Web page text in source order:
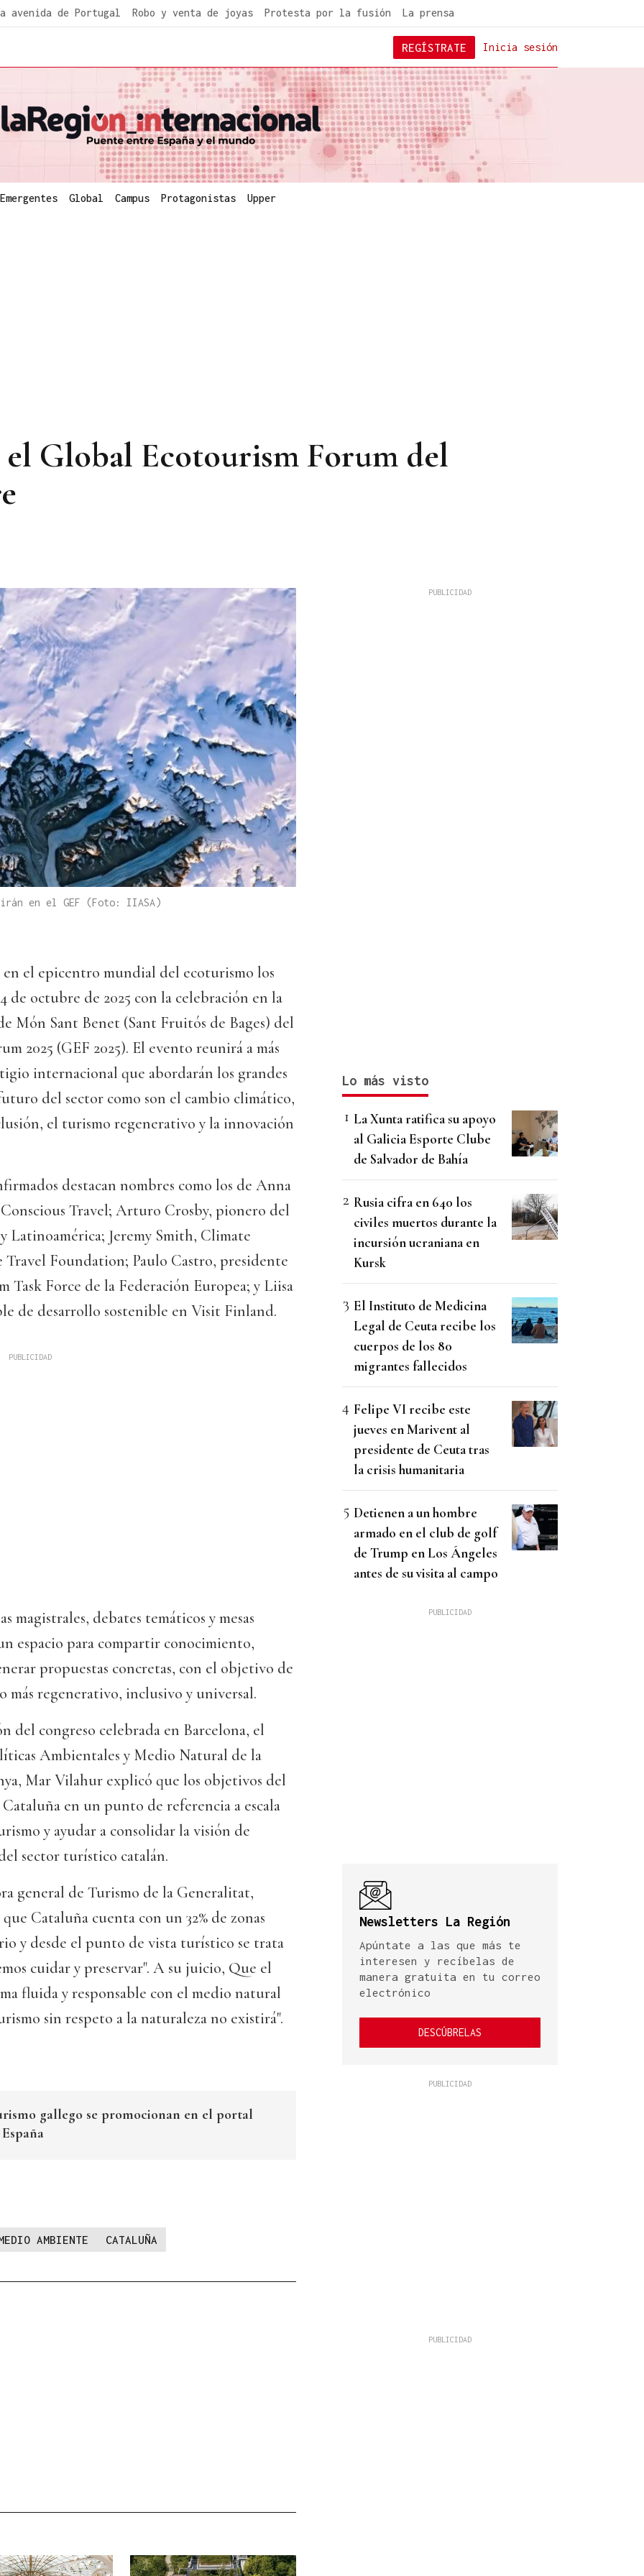
avenida de Portugal Robo y venta de joyas Protesta por la fusión La prensa
Inicia sesión
REGÍSTRATE
Emergentes Global Campus Protagonistas Upper
el Global Ecotourism Forum del
en el GEF (Foto: IIASA)
el epicentro mundial del ecoturismo los
de octubre de 2025 con la celebración en la
Món Sant Benet (Sant Fruitós de Bages) del
2025 (GEF 2025). El evento reunirá a más
internacional que abordarán los grandes
del sector como son el cambio climático,
el turismo regenerativo y la innovación
destacan nombres como los de Anna
Travel; Arturo Crosby, pionero del
Latinoamérica; Jeremy Smith, Climate
Foundation; Paulo Castro, presidente
Task Force de la Federación Europea; y Liisa
de desarrollo sostenible en Visit Finland.
magistrales, debates temáticos y mesas
espacio para compartir conocimiento,
propuestas concretas, con el objetivo de
más regenerativo, inclusivo y universal.
del congreso celebrada en Barcelona, el
Ambientales y Medio Natural de la
Mar Vilahur explicó que los objetivos del
en un punto de referencia a escala
y ayudar a consolidar la visión de
sector turístico catalán.
general de Turismo de la Generalitat,
Cataluña cuenta con un 32% de zonas
y desde el punto de vista turístico se trata
cuidar y preservar". A su juicio, Que el
fluida y responsable con el medio natural
sin respeto a la naturaleza no existirá".
gallego se promocionan en el portal
AMBIENTE CATALUÑA
Lo más visto
La Xunta ratifica su apoyo
al Galicia Esporte Clube
de Salvador de Bahía
Rusia cifra en 640 los
civiles muertos durante la
incursión ucraniana en
Kursk
El Instituto de Medicina
Legal de Ceuta recibe los
cuerpos de los 80
migrantes fallecidos
Felipe VI recibe este
jueves en Marivent al
presidente de Ceuta tras
la crisis humanitaria
Detienen a un hombre
armado en el club de golf
de Trump en Los Ángeles
antes de su visita al campo
Newsletters La Región
Apúntate a las que más te
interesen y recíbelas de
manera gratuita en tu correo
electrónico
DESCÚBRELAS